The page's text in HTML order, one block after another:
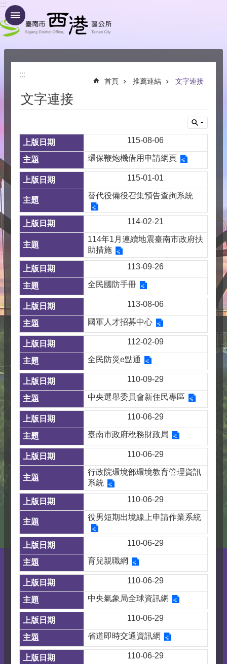
跳到主要內容區塊
:::
:::
首頁 推薦連結 文字連接
文字連接
115-08-06
環保鞭炮機借用申請網頁
115-01-01
替代役備役召集預告查詢系統
114-02-21
114年1月連續地震臺南市政府扶
助措施
113-09-26
全民國防手冊
113-08-06
國軍人才招募中心
112-02-09
全民防災e點通
110-09-29
中央選舉委員會新住民專區
110-06-29
臺南市政府稅務財政局
110-06-29
行政院環境部環境教育管理資訊
系統
110-06-29
役男短期出境線上申請作業系統
110-06-29
育兒親職網
110-06-29
中央氣象局全球資訊網
110-06-29
省道即時交通資訊網
110-06-29